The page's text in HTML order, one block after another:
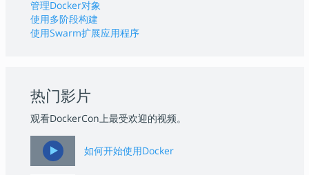
管理Docker对象
使用多阶段构建
使用Swarm扩展应用程序
热门影片
观看DockerCon上最受欢迎的视频。
如何开始使用Docker